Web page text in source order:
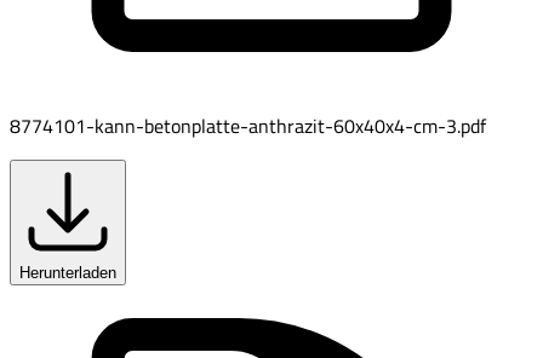
8774101-kann-betonplatte-anthrazit-60x40x4-cm-3.pdf
Herunterladen